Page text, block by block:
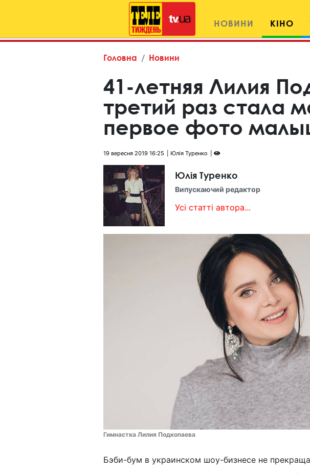
НОВИНИ КІНО
Головна Новини
41-летняя Лилия
третий раз стала
первое фото
19 вересня 2019 16:25 Юлія Туренко
Юлія Туренко
Випускаючий редактор
Усі статті автора...
Гимнастка Лилия Подкопаева
Бэби-бум в украинском шоу-бизнесе не